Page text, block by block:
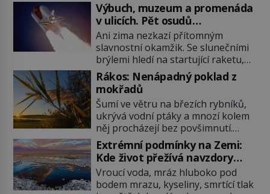
Výbuch, muzeum a promenáda
v ulicích. Pět osudů
nejslavnějších raketoplánů
Ani zima nezkazí přítomným
slavnostní okamžik. Se slunečními
brýlemi hledí na startující raketu,
která má do vesmíru vynést kromě
posádky také obyčejnou učitelku.
Po několika sekundách všem
ztuhnou úsměvy, stroj totiž
exploduje. Jejich konstrukce není
z levného kraje, daňové poplatníky
stojí miliardy dolarů. Na druhou
stranu zvládnou jen představitelné
věci. Na malé kousky Název:
Columbia První […]
Rákos: Nenápadný poklad z
mokřadů
Šumí ve větru na březích rybníků,
ukrývá vodní ptáky a mnozí kolem
něj procházejí bez povšimnutí.
Přesto právě rákos pomáhal stavět
domy, vyrábět lodě, zapisovat první
texty a inspiroval řadu pověstí.
Tato skromná, ale užitečná
rostlina provází člověka už tisíce
Extrémní podmínky na Zemi:
Kde život přežívá navzdory
všemu
Vroucí voda, mráz hluboko pod
bodem mrazu, kyseliny, smrtící tlak